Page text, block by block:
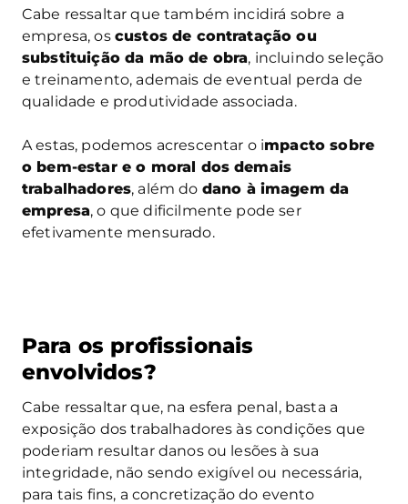
Cabe ressaltar que também incidirá sobre a
empresa, os custos de contratação ou
substituição da mão de obra, incluindo seleção
e treinamento, ademais de eventual perda de
qualidade e produtividade associada.
A estas, podemos acrescentar o impacto sobre
o bem-estar e o moral dos demais
trabalhadores, além do dano à imagem da
empresa, o que dificilmente pode ser
efetivamente mensurado.
Para os profissionais
envolvidos?
Cabe ressaltar que, na esfera penal, basta a
exposição dos trabalhadores às condições que
poderiam resultar danos ou lesões à sua
integridade, não sendo exigível ou necessária,
para tais fins, a concretização do evento